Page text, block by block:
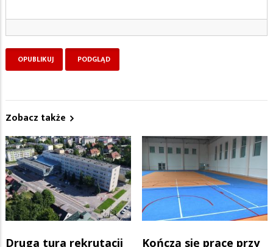
Zobacz także
Druga tura rekrutacji
Kończą się prace przy